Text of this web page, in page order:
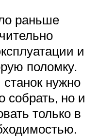
раньше
и
поломку.
нужно
собрать, но и
только в